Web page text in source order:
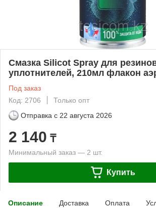
Смазка Silicot Spray для
уплотнителей, 210мл флакон
Под заказ
Код: 2706
Только опт
Отправка с 22 августа 2026
2 140 ₸
Минимальный заказ — 2 шт.
Купить
Описание Доставка Оплата